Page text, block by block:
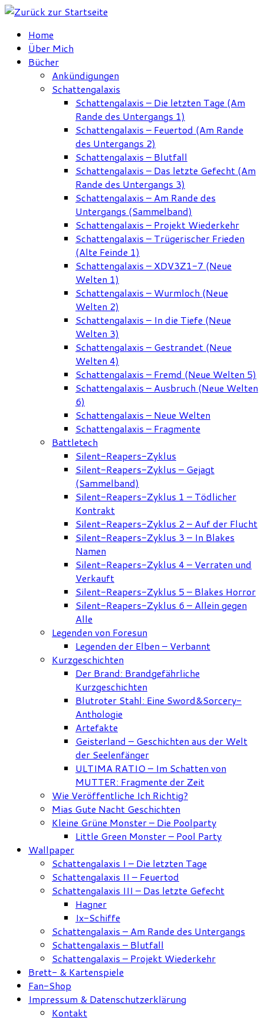
Zum
springenHome
Über Mich
Bücher
Ankündigungen
Schattengalaxis
Schattengalaxis – Die letzten Tage (Am
Rande des Untergangs 1)
Schattengalaxis – Feuertod (Am Rande
des Untergangs 2)
Schattengalaxis – Blutfall
Schattengalaxis – Das letzte Gefecht (Am
Rande des Untergangs 3)
Schattengalaxis – Am Rande des
Untergangs (Sammelband)
Schattengalaxis – Projekt Wiederkehr
Schattengalaxis – Trügerischer Frieden
(Alte Feinde 1)
Schattengalaxis – XDV3Z1-7 (Neue
Welten 1)
Schattengalaxis – Wurmloch (Neue
Welten 2)
Schattengalaxis – In die Tiefe (Neue
Welten 3)
Schattengalaxis – Gestrandet (Neue
Welten 4)
Schattengalaxis – Fremd (Neue Welten 5)
Schattengalaxis – Ausbruch (Neue Welten
6)
Schattengalaxis – Neue Welten
Schattengalaxis – Fragmente
Battletech
Silent-Reapers-Zyklus
Silent-Reapers-Zyklus – Gejagt
(Sammelband)
Silent-Reapers-Zyklus 1 – Tödlicher
Kontrakt
Silent-Reapers-Zyklus 2 – Auf der Flucht
Silent-Reapers-Zyklus 3 – In Blakes
Namen
Silent-Reapers-Zyklus 4 – Verraten und
Verkauft
Silent-Reapers-Zyklus 5 – Blakes Horror
Silent-Reapers-Zyklus 6 – Allein gegen
Alle
Legenden von Foresun
Legenden der Elben – Verbannt
Kurzgeschichten
Der Brand: Brandgefährliche
Kurzgeschichten
Blutroter Stahl: Eine Sword&Sorcery-
Anthologie
Artefakte
Geisterland – Geschichten aus der Welt
der Seelenfänger
ULTIMA RATIO – Im Schatten von
MUTTER: Fragmente der Zeit
Wie Veröffentliche Ich Richtig?
Mias Gute Nacht Geschichten
Kleine Grüne Monster – Die Poolparty
Little Green Monster – Pool Party
Wallpaper
Schattengalaxis I – Die letzten Tage
Schattengalaxis II – Feuertod
Schattengalaxis III – Das letzte Gefecht
Hagner
Ix-Schiffe
Schattengalaxis – Am Rande des Untergangs
Schattengalaxis – Blutfall
Schattengalaxis – Projekt Wiederkehr
Brett- & Kartenspiele
Fan-Shop
Impressum & Datenschutzerklärung
Kontakt